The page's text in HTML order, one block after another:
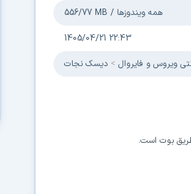
556/77 MB / همه ویندوزها
1405/04/21 22:43
ویروس و فایروال دیسک نجات
طریق بوت است.